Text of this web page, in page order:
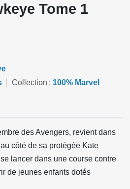
Tome 1
Collection 100% Marvel
des Avengers, revient dans
côté de sa protégée Kate
lancer dans une course contre
de jeunes enfants dotés